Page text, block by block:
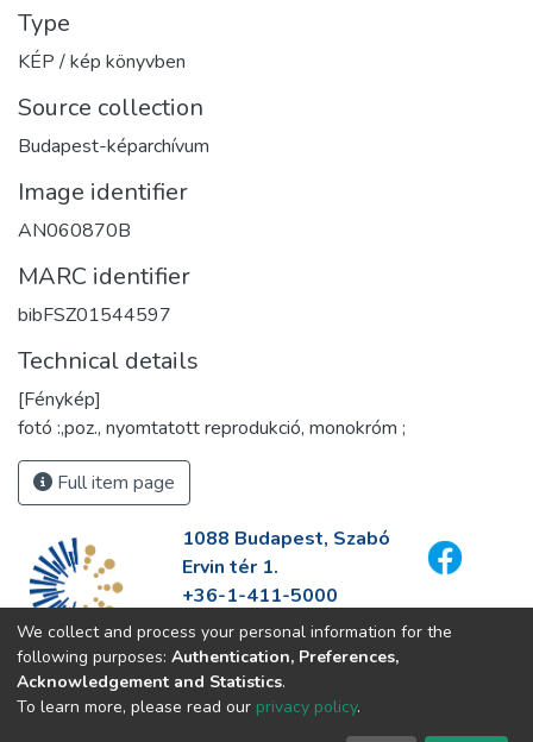
Type
KÉP / kép könyvben
Source collection
Budapest-képarchívum
Image identifier
AN060870B
MARC identifier
bibFSZ01544597
Technical details
[Fénykép]
fotó :,poz., nyomtatott reprodukció, monokróm ;
Full item page
1088 Budapest, Szabó
Ervin tér 1.
+36-1-411-5000
info@fszek.hu
https://fszek.hu
We collect and process your personal information for the
following purposes: Authentication, Preferences,
Acknowledgement and Statistics.
To learn more, please read our privacy policy.